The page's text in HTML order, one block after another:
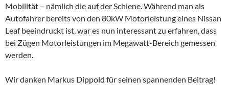
Mobilität – nämlich die auf der Schiene. Während man als
Autofahrer bereits von den 80kW Motorleistung eines Nissan
Leaf beeindruckt ist, war es nun interessant zu erfahren, dass
bei Zügen Motorleistungen im Megawatt-Bereich gemessen
werden.
Wir danken Markus Dippold für seinen spannenden Beitrag!